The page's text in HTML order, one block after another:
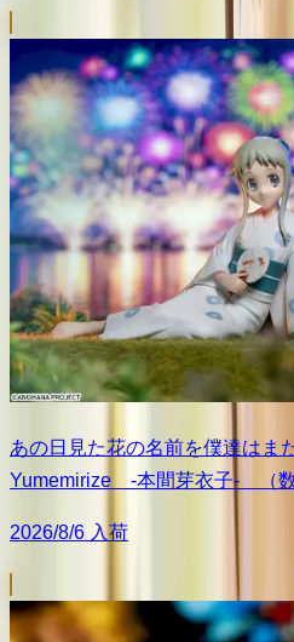
あの日見た花の名前を僕達はま
Yumemirize ‐本間芽衣子‐ （数
2026/8/6 入荷